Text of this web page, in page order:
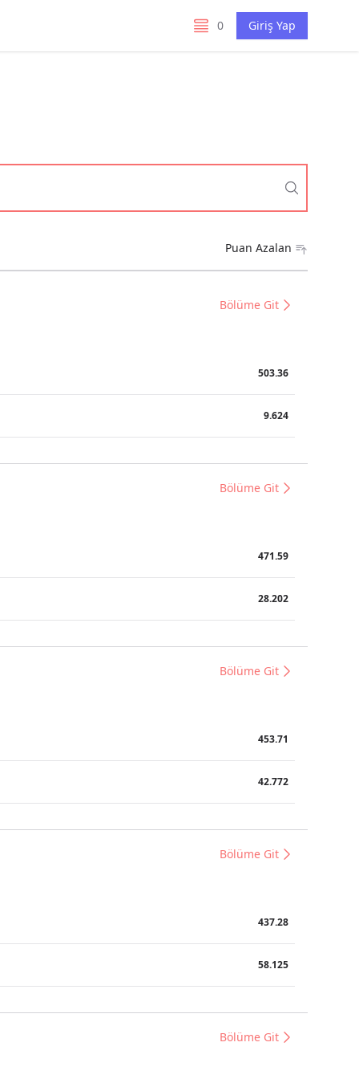
0
listelerim Giriş Yap
Puan Azalan
Bölüme Git
503.36
9.624
Bölüme Git
471.59
28.202
Bölüme Git
453.71
42.772
Bölüme Git
437.28
58.125
Bölüme Git